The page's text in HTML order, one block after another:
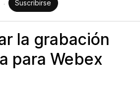
Suscribirse
la grabación
para Webex